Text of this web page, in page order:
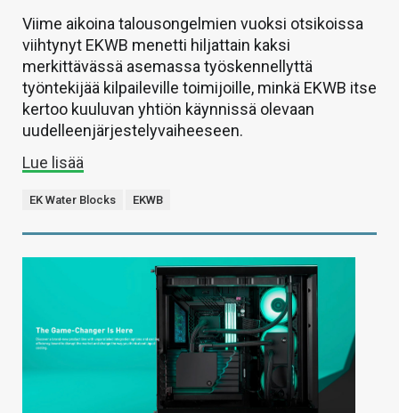
Viime aikoina talousongelmien vuoksi otsikoissa
viihtynyt EKWB menetti hiljattain kaksi
merkittävässä asemassa työskennellyttä
työntekijää kilpaileville toimijoille, minkä EKWB itse
kertoo kuuluvan yhtiön käynnissä olevaan
uudelleenjärjestelyvaiheeseen.
Lue lisää
EK Water Blocks EKWB